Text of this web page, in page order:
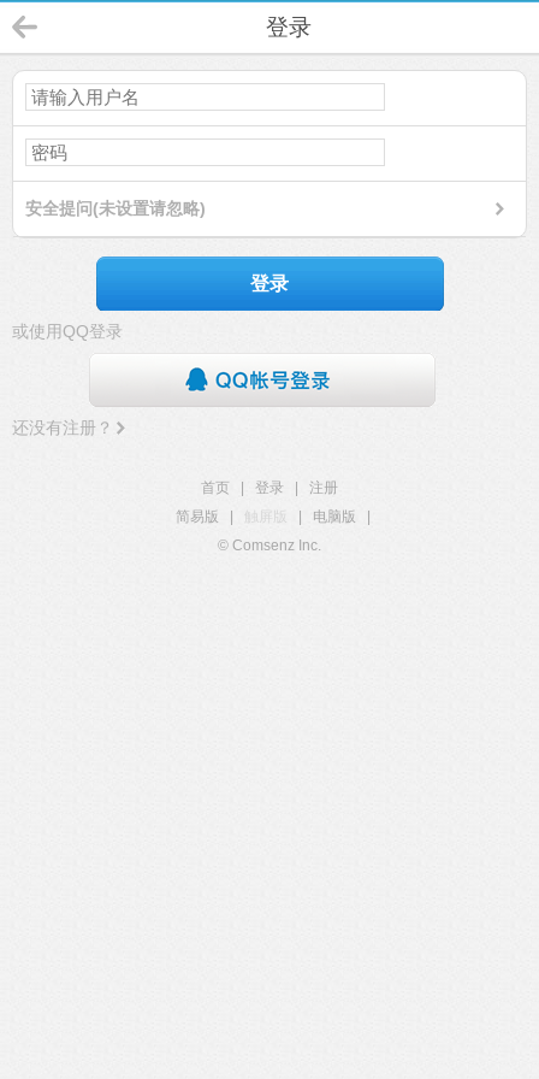
登录
安全提问(未设置请忽略)
登录
或使用QQ登录
还没有注册？
首页 登录
注册
简易版
触屏版 电脑版
© Comsenz Inc.